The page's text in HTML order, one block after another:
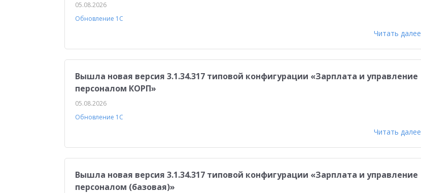
05.08.2026
Обновление 1С
Читать далее
Вышла новая версия 3.1.34.317 типовой конфигурации «Зарплата и управление
персоналом КОРП»
05.08.2026
Обновление 1С
Читать далее
Вышла новая версия 3.1.34.317 типовой конфигурации «Зарплата и управление
персоналом (базовая)»